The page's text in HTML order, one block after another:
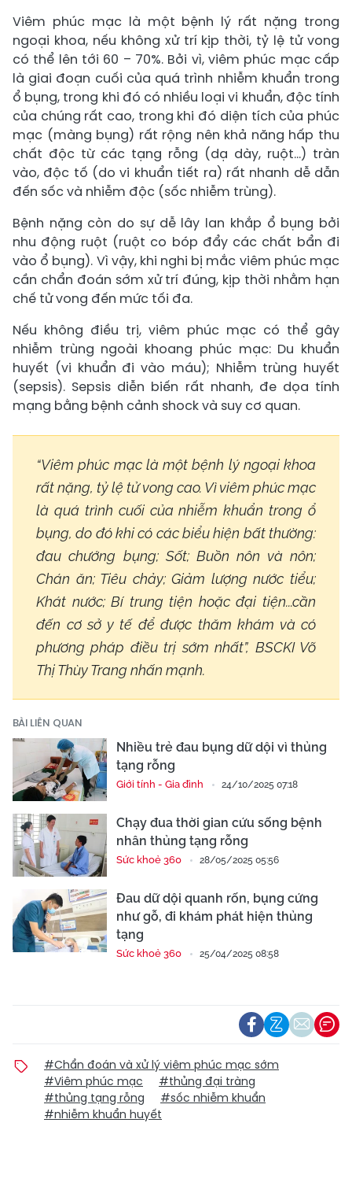
Viêm phúc mạc là một bệnh lý rất nặng trong
ngoại khoa, nếu không xử trí kịp thời, tỷ lệ tử vong
có thể lên tới 60 – 70%. Bởi vì, viêm phúc mạc cấp
là giai đoạn cuối của quá trình nhiễm khuẩn trong
ổ bụng, trong khi đó có nhiều loại vi khuẩn, độc tính
của chúng rất cao, trong khi đó diện tích của phúc
mạc (màng bụng) rất rộng nên khả năng hấp thu
chất độc từ các tạng rỗng (dạ dày, ruột...) tràn
vào, độc tố (do vi khuẩn tiết ra) rất nhanh dễ dẫn
đến sốc và nhiễm độc (sốc nhiễm trùng).
Bệnh nặng còn do sự dễ lây lan khắp ổ bụng bởi
nhu động ruột (ruột co bóp đẩy các chất bẩn đi
vào ổ bụng). Vì vậy, khi nghi bị mắc viêm phúc mạc
cần chẩn đoán sớm xử trí đúng, kịp thời nhằm hạn
chế tử vong đến mức tối đa.
Nếu không điều trị, viêm phúc mạc có thể gây
nhiễm trùng ngoài khoang phúc mạc: Du khuẩn
huyết (vi khuẩn đi vào máu); Nhiễm trùng huyết
(sepsis). Sepsis diễn biến rất nhanh, đe dọa tính
mạng bằng bệnh cảnh shock và suy cơ quan.
“Viêm phúc mạc là một bệnh lý ngoại khoa
rất nặng, tỷ lệ tử vong cao. Vì viêm phúc mạc
là quá trình cuối của nhiễm khuẩn trong ổ
bụng, do đó khi có các biểu hiện bất thường:
đau chướng bụng; Sốt; Buồn nôn và nôn;
Chán ăn; Tiêu chảy; Giảm lượng nước tiểu;
Khát nước; Bí trung tiện hoặc đại tiện...cần
đến cơ sở y tế để được thăm khám và có
phương pháp điều trị sớm nhất”, BSCKI Võ
Thị Thùy Trang nhấn mạnh.
BÀI LIÊN QUAN
Nhiều trẻ đau bụng dữ dội vì thủng
tạng rỗng
Giới tính - Gia đình 24/10/2025 07:18
Chạy đua thời gian cứu sống bệnh
nhân thủng tạng rỗng
Sức khoẻ 360 28/05/2025 05:56
Đau dữ dội quanh rốn, bụng cứng
như gỗ, đi khám phát hiện thủng
tạng
Sức khoẻ 360 25/04/2025 08:58
#Chẩn đoán và xử lý viêm phúc mạc sớm
#Viêm phúc mạc
#thủng đại tràng
#thủng tạng rỗng
#sốc nhiễm khuẩn
#nhiễm khuẩn huyết